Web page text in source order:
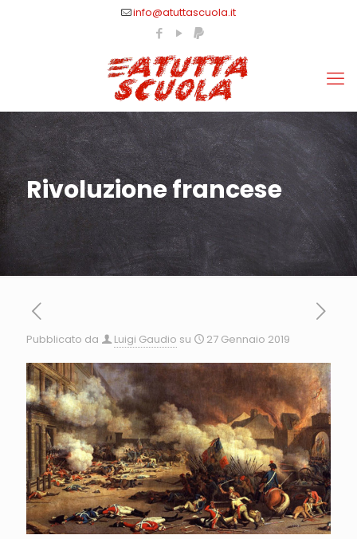
info@atuttascuola.it
Rivoluzione francese
Pubblicato da Luigi Gaudio su 27 Gennaio 2019